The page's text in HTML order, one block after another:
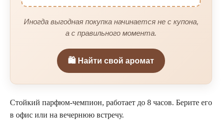
Иногда выгодная покупка начинается не с купона,
а с правильного момента.
🛍️ Найти свой аромат
Стойкий парфюм-чемпион, работает до 8 часов. Берите его
в офис или на вечернюю встречу.